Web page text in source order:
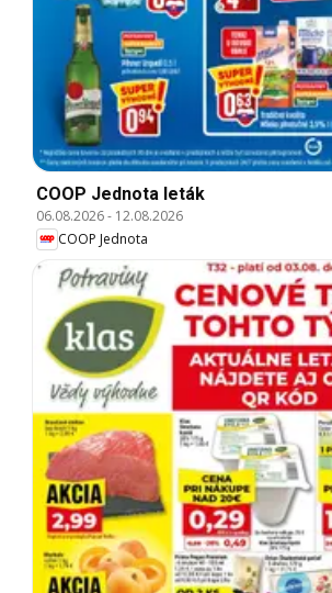
COOP Jednota leták
06.08.2026- 12.08.2026
COOP Jednota